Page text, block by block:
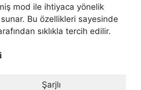
mod ile ihtiyaca yönelik
sunar. Bu özellikleri sayesinde
sıklıkla tercih edilir.
Şarjlı